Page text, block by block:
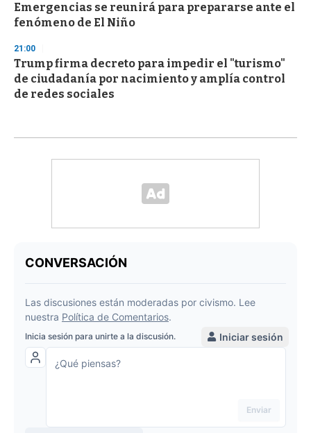
Emergencias se reunirá para prepararse ante el
fenómeno de El Niño
21:00
Trump firma decreto para impedir el "turismo"
de ciudadanía por nacimiento y amplía control
de redes sociales